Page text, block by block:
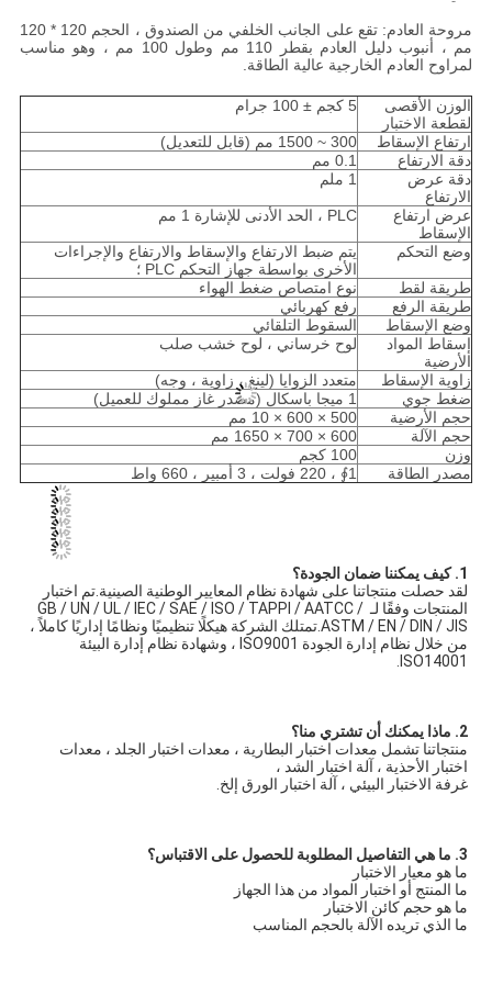
مروحة العادم: تقع على الجانب الخلفي من الصندوق ، الحجم 120 * 120
مم ، أنبوب دليل العادم بقطر 110 مم وطول 100 مم ، وهو مناسب
لمراوح العادم الخارجية عالية الطاقة.
الوزن الأقصى
لقطعة الاختبار
5 كجم ± 100 جرام
ارتفاع الإسقاط
300 ~ 1500 مم (قابل للتعديل)
دقة الارتفاع
0.1 مم
دقة عرض
الارتفاع
1 ملم
عرض ارتفاع
الإسقاط
PLC ، الحد الأدنى للإشارة 1 مم
وضع التحكم
يتم ضبط الارتفاع والإسقاط والارتفاع والإجراءات
الأخرى بواسطة جهاز التحكم PLC ؛
طريقة لقط
نوع امتصاص ضغط الهواء
طريقة الرفع
رفع كهربائي
وضع الإسقاط
السقوط التلقائي
إسقاط المواد
الأرضية
لوح خرساني ، لوح خشب صلب
زاوية الإسقاط
متعدد الزوايا (لينغ ، زاوية ، وجه)
ضغط جوي
1 ميجا باسكال (مصدر غاز مملوك للعميل)
حجم الأرضية
500 × 600 × 10 مم
حجم الآلة
600 × 700 × 1650 مم
وزن
100 كجم
مصدر الطاقة
1∮ ، 220 فولت ، 3 أمبير ، 660 واط
1. كيف يمكننا ضمان الجودة؟
المنتجات وفقًا لـ GB / UN / UL / IEC / SAE / ISO / TAPPI / AATCC /
ISO14001.
2. ماذا يمكنك أن تشتري منا؟
اختبار الأحذية ، آلة اختبار الشد ،
غرفة الاختبار البيئي ، آلة اختبار الورق إلخ.
3. ما هي التفاصيل المطلوبة للحصول على الاقتباس؟
ما هو معيار الاختبار
ما المنتج أو اختبار المواد من هذا الجهاز
ما هو حجم كائن الاختبار
ما الذي تريده الآلة بالحجم المناسب